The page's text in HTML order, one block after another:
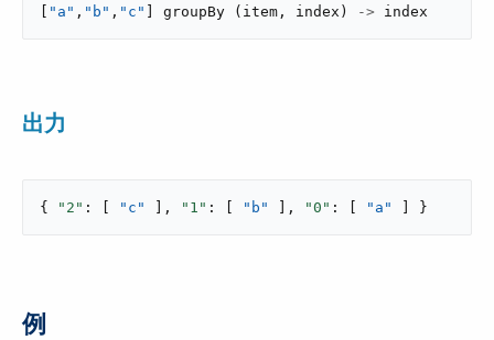
"a" , "b" , "c" groupBy ( item , index ) -> index
出力
{ "2" : [ "c" ], "1" : [ "b" ], "0" : [ "a" ] }
例